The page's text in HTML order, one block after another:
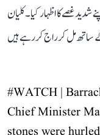
غصے کا اظہار کیا۔ کلیان
ساتھ مل کر راج کر رہے ہیں
#WATCH |
Chief Minister